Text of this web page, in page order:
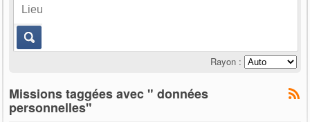
Rayon :
Missions taggées avec " données
personnelles"